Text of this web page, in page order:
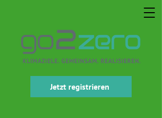
Jetzt registrieren